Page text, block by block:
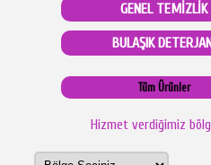
GENEL TEMİZLİK
BULAŞIK
Tüm Ürünler
Hizmet verdiğimiz